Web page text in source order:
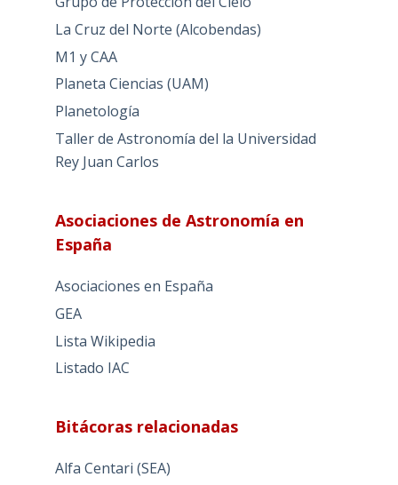
La Cruz del Norte (Alcobendas)
M1 y CAA
Planeta Ciencias (UAM)
Planetología
Taller de Astronomía del la Universidad
Rey Juan Carlos
Asociaciones de Astronomía en
España
Asociaciones en España
GEA
Lista Wikipedia
Listado IAC
Bitácoras relacionadas
Alfa Centari (SEA)